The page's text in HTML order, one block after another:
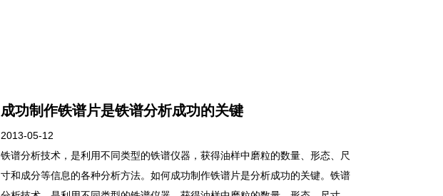
成功制作铁谱片是铁谱分析成功的关键
2013-05-12
铁谱分析技术，是利用不同类型的铁谱仪器，获得油样中磨粒的数量、形态、尺
寸和成分等信息的各种分析方法。如何成功制作铁谱片是分析成功的关键。铁谱